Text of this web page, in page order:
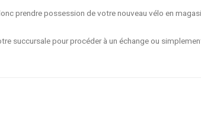
prendre possession de votre nouveau vélo en
succursale pour procéder à un échange ou